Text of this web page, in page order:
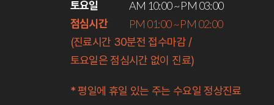
토요일 AM 10:00 ~ PM 03:00
점심시간 PM 01:00 ~ PM 02:00
(진료시간 30분전 접수마감 /
토요일은 점심시간 없이 진료)
* 평일에 휴일 있는 주는 수요일 정상진료